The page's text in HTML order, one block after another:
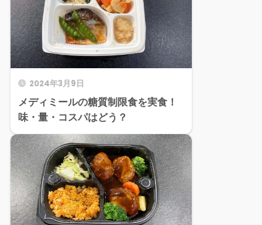
2024年3月9日
メディミールの糖質制限食を実食！
味・量・コスパはどう？